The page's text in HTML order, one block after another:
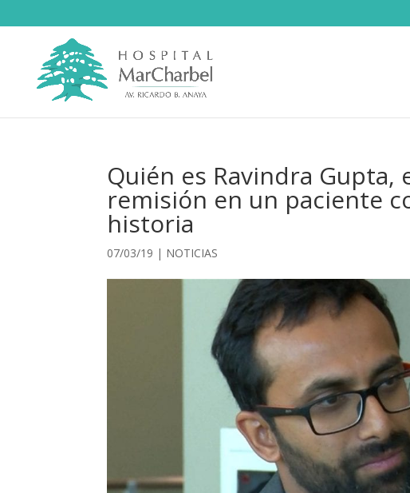
Quién es Ravindra
remisión en un paciente
historia
07/03/19 | NOTICIAS